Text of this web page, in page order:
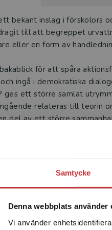
Samtycke
Denna webbplats använder
Vi använder
bekant inslag i förskolors
till att begreppet
eller en form av
för att spåra
ingå i demokratiska
ges ett större samlat
relateras till teorin
del av ett större
blir verklighet.
användas i lärarutbildning